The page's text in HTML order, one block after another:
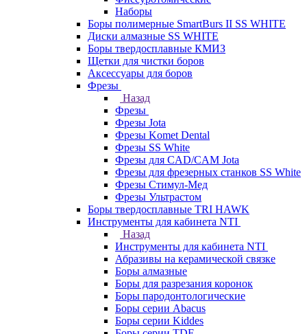
Наборы
Боры полимерные SmartBurs II SS WHITE
Диски алмазные SS WHITE
Боры твердосплавные КМИЗ
Щетки для чистки боров
Аксессуары для боров
Фрезы
Назад
Фрезы
Фрезы Jota
Фрезы Komet Dental
Фрезы SS White
Фрезы для CAD/CAM Jota
Фрезы для фрезерных станков SS White
Фрезы Стимул-Мед
Фрезы Ультрастом
Боры твердосплавные TRI HAWK
Инструменты для кабинета NTI
Назад
Инструменты для кабинета NTI
Абразивы на керамической связке
Боры алмазные
Боры для разрезания коронок
Боры пародонтологические
Боры серии Abacus
Боры серии Kiddes